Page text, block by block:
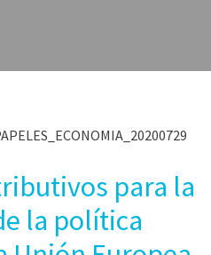
para la
la política